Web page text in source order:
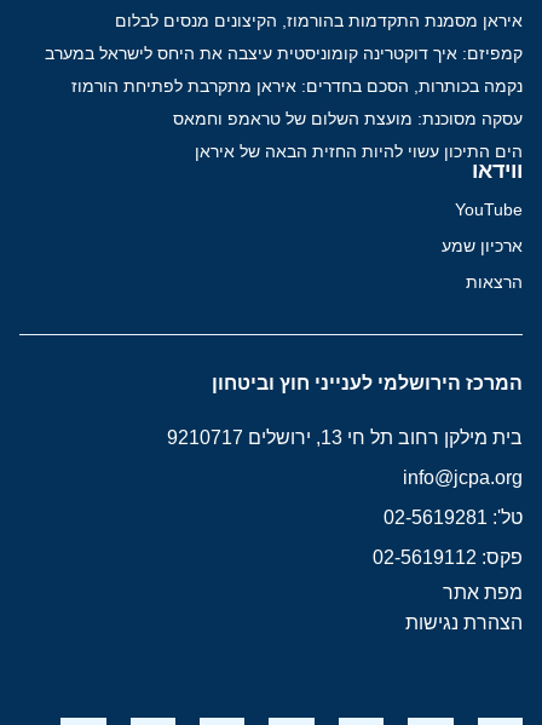
איראן מסמנת התקדמות בהורמוז, הקיצונים מנסים לבלום
קמפיזם: איך דוקטרינה קומוניסטית עיצבה את היחס לישראל במערב
נקמה בכותרות, הסכם בחדרים: איראן מתקרבת לפתיחת הורמוז
עסקה מסוכנת: מועצת השלום של טראמפ וחמאס
הים התיכון עשוי להיות החזית הבאה של איראן
ווידאו
YouTube
ארכיון שמע
הרצאות
המרכז הירושלמי לענייני חוץ וביטחון
בית מילקן רחוב תל חי 13, ירושלים 9210717
info@jcpa.org
טל': 02-5619281
פקס: 02-5619112
מפת אתר
הצהרת נגישות